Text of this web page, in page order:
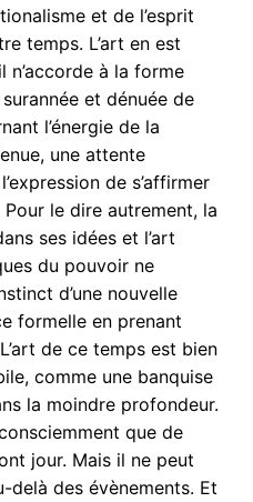
et de l’esprit
temps. L’art en est
à la forme
et dénuée de
l’énergie de la
une attente
de s’affirmer
le dire autrement, la
ses idées et l’art
du pouvoir ne
d’une nouvelle
formelle en prenant
de ce temps est bien
comme une banquise
la moindre profondeur.
que de
jour. Mais il ne peut
delà des évènements. Et